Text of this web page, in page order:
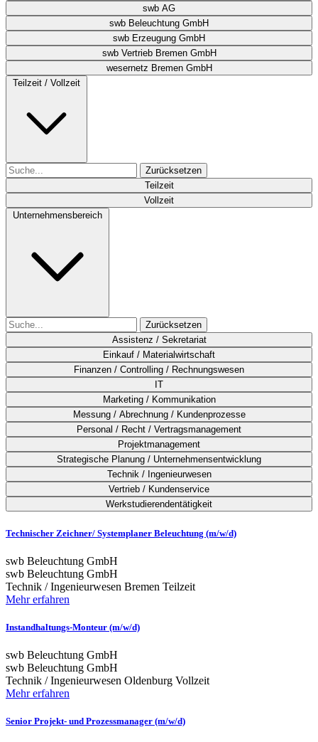
swb AG
swb Beleuchtung GmbH
swb Erzeugung GmbH
swb Vertrieb Bremen GmbH
wesernetz Bremen GmbH
Teilzeit / Vollzeit
Zurücksetzen
Teilzeit
Vollzeit
Unternehmensbereich
Zurücksetzen
Assistenz / Sekretariat
Einkauf / Materialwirtschaft
Finanzen / Controlling / Rechnungswesen
IT
Marketing / Kommunikation
Messung / Abrechnung / Kundenprozesse
Personal / Recht / Vertragsmanagement
Projektmanagement
Strategische Planung / Unternehmensentwicklung
Technik / Ingenieurwesen
Vertrieb / Kundenservice
Werkstudierendentätigkeit
Technischer Zeichner/ Systemplaner Beleuchtung (m/w/d)
swb Beleuchtung GmbH
swb Beleuchtung GmbH
Technik / Ingenieurwesen Bremen Teilzeit
Mehr erfahren
Instandhaltungs-Monteur (m/w/d)
swb Beleuchtung GmbH
swb Beleuchtung GmbH
Technik / Ingenieurwesen Oldenburg Vollzeit
Mehr erfahren
Senior Projekt- und Prozessmanager (m/w/d)